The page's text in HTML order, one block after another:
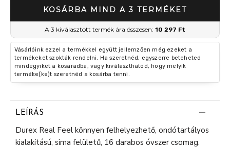
KOSÁRBA MIND A 3 TERMÉKET
A 3 kiválasztott termék ára összesen: 10 297 Ft
Vásárlóink ezzel a termékkel együtt jellemzően még ezeket a
termékeket szokták rendelni. Ha szeretnéd, egyszerre beteheted
mindegyiket a kosaradba, vagy kiválaszthatod, hogy melyik
terméke(ke)t szeretnéd a kosárba tenni.
LEÍRÁS
Durex Real Feel könnyen felhelyezhető, ondótartályos
kialakítású, sima felületű, 16 darabos óvszer csomag.